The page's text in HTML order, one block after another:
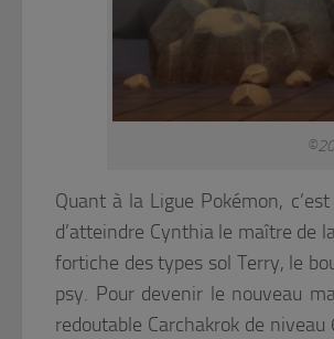
Quant à la Ligue Pokémon,
d’atteindre Cynthia le maître de
fortiche des types sol Terry, le
psy. Pour devenir le nouveau
redoutable Carchakrok de